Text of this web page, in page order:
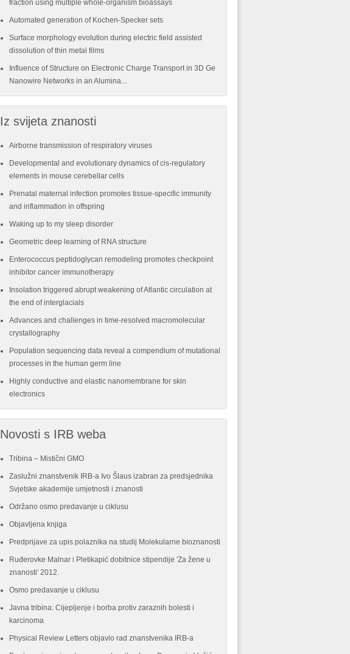
fraction using multiple whole-organism bioassays
Automated generation of Kochen-Specker sets
Surface morphology evolution during electric field assisted
dissolution of thin metal films
Influence of Structure on Electronic Charge Transport in 3D Ge
Nanowire Networks in an Alumina...
Iz svijeta znanosti
Airborne transmission of respiratory viruses
Developmental and evolutionary dynamics of cis-regulatory
elements in mouse cerebellar cells
Prenatal maternal infection promotes tissue-specific immunity
and inflammation in offspring
Waking up to my sleep disorder
Geometric deep learning of RNA structure
Enterococcus peptidoglycan remodeling promotes checkpoint
inhibitor cancer immunotherapy
Insolation triggered abrupt weakening of Atlantic circulation at
the end of interglacials
Advances and challenges in time-resolved macromolecular
crystallography
Population sequencing data reveal a compendium of mutational
processes in the human germ line
Highly conductive and elastic nanomembrane for skin
electronics
Novosti s IRB weba
Tribina – Mistični GMO
Zaslužni znanstvenik IRB-a Ivo Šlaus izabran za predsjednika
Svjetske akademije umjetnosti i znanosti
Održano osmo predavanje u ciklusu
Objavljena knjiga
Predprijave za upis polaznika na studij Molekularne bioznanosti
Ruđerovke Malnar i Pletikapić dobitnice stipendije 'Za žene u
znanosti' 2012.
Osmo predavanje u ciklusu
Javna tribina: Cijepljenje i borba protiv zaraznih bolesti i
karcinoma
Physical Review Letters objavio rad znanstvenika IRB-a